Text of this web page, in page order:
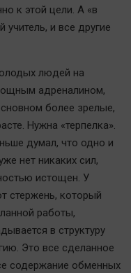
к этой цели. А «в
и все другие
людей на
адреналином,
более зрелые,
Нужна «терпелка».
думал, что одно и
нет никаких сил,
истощен. У
стержень, который
работы,
в структуру
Это все сделанное
содержание обменных